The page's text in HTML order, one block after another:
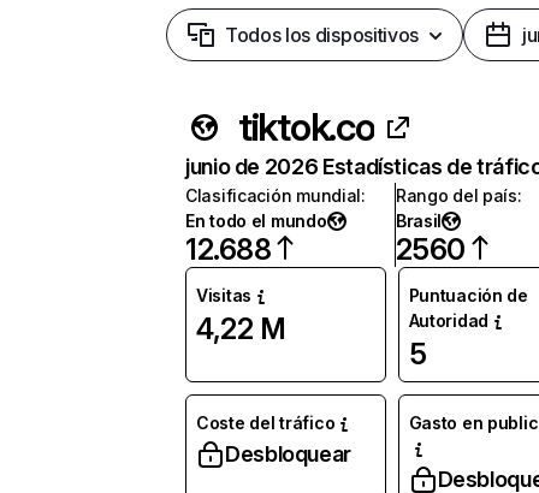
Todos los dispositivos
tiktok.co
junio de 2026 Estadísticas de
Clasificación mundial:
En todo el mundo
12.688
Rango del país:
Brasil
2560
Visitas
4,22 M
Puntuación de
Autoridad
5
Coste del tráfico
Desbloquear
Gasto en